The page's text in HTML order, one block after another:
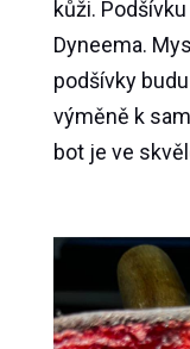
kůži.
Dyneema.
podšívky
výměně k
bot je ve